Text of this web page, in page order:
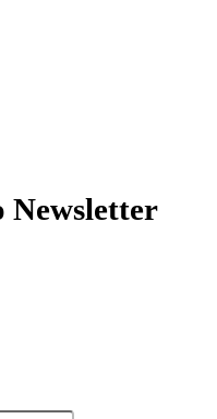
Newsletter